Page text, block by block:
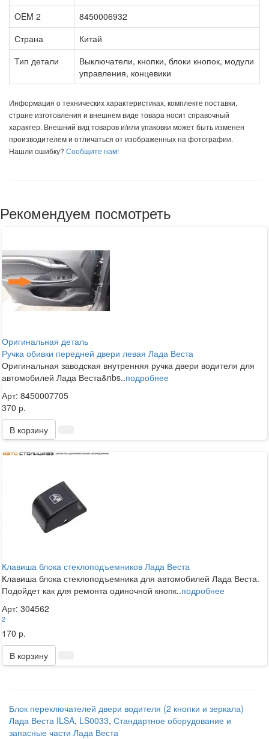
OEM 2
8450006932
Страна
Китай
Тип детали
Выключатели, кнопки, блоки кнопок, модули
управления, концевики
Информация о технических характеристиках, комплекте поставки,
стране изготовления и внешнем виде товара носит справочный
характер. Внешний вид товаров и/или упаковки может быть изменен
производителем и отличаться от изображенных на фотографии.
Нашли ошибку? Сообщите нам!
Рекомендуем посмотреть
Оригинальная деталь
Ручка обивки передней двери левая Лада Веста
Оригинальная заводская внутренняя ручка двери водителя для
автомобилей Лада Веста&nbs..подробнее
Арт: 8450007705
370 р.
В корзину
Клавиша блока стеклоподъемников Лада Веста
Клавиша блока стеклоподъемника для автомобилей Лада Веста.
Подойдет как для ремонта одиночной кнопк..подробнее
Арт: 304562
2
170 р.
В корзину
Блок переключателей двери водителя (2 кнопки и зеркала)
Лада Веста ILSA, LS0033, Стандартное оборудование и
запасные части Лада Веста